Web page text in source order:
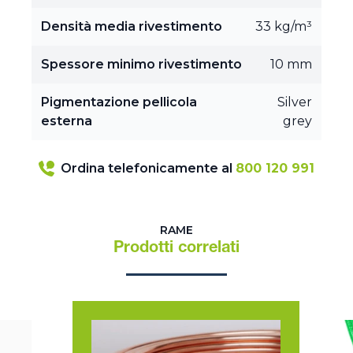
Densità media rivestimento 33 kg/m³
Spessore minimo rivestimento 10 mm
Pigmentazione pellicola
esterna
Silver
grey
Ordina telefonicamente al 800 120 991
RAME
Prodotti correlati